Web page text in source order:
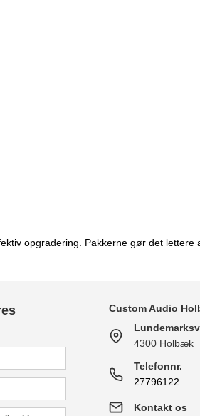
opgradering. Pakkerne gør det lettere
Custom Audio
4300 Holbæk
Telefonnr.
27796122
Kontakt os